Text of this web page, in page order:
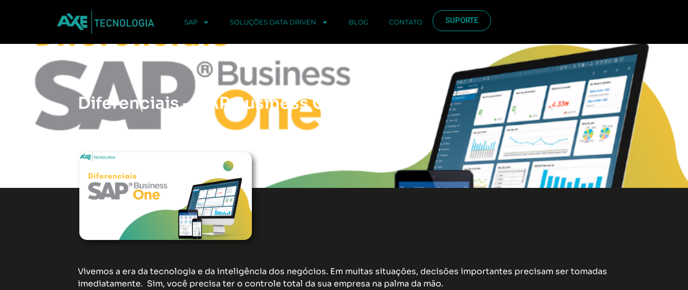
SAP SOLUÇÕES DATA DRIVEN BLOG CONTATO SUPORTE
Diferenciais – SAP Business One
Vivemos a era da tecnologia e da inteligência dos negócios. Em muitas situações, decisões importantes precisam ser tomadas
imediatamente. Sim, você precisa ter o controle total da sua empresa na palma da mão.